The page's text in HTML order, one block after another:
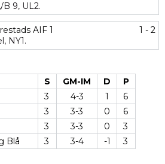
B 9, UL2.
AIF 1
1 - 2
NY1.
S GM-IM D
P
3 4-3 1
6
3 3-3 0
6
3 3-3 0
3
Blå
3 3-4 -1 3